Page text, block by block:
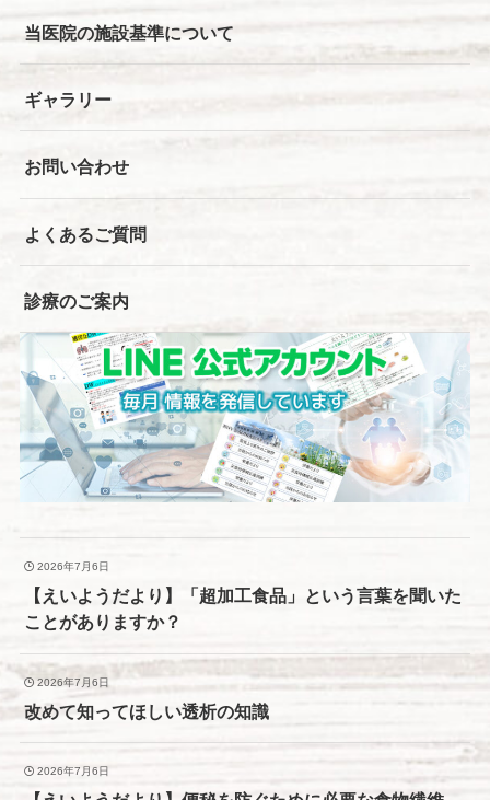
当医院の施設基準について
ギャラリー
お問い合わせ
よくあるご質問
診療のご案内
2026年7月6日
【えいようだより】「超加工食品」という言葉を聞いた
ことがありますか？
2026年7月6日
改めて知ってほしい透析の知識
2026年7月6日